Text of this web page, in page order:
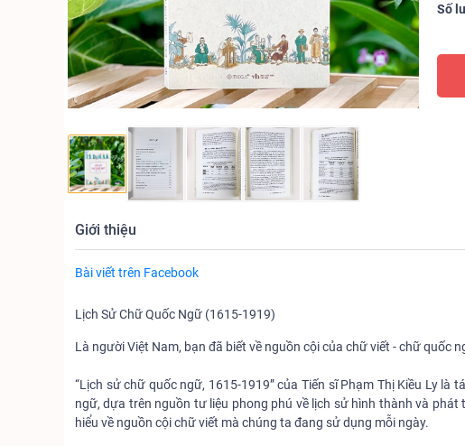
Số
Giới thiệu
Bài viết trên Facebook
Lịch Sử Chữ Quốc Ngữ (1615-1919)
Là người Việt Nam, bạn đã biết về nguồn cội của chữ viết - chữ quốc
“Lịch sử chữ quốc ngữ, 1615-1919” của Tiến sĩ Phạm Thị Kiều Ly
ngữ, dựa trên nguồn tư liệu phong phú về lịch sử hình thành và
hiểu về nguồn cội chữ viết mà chúng ta đang sử dụng mỗi ngày.